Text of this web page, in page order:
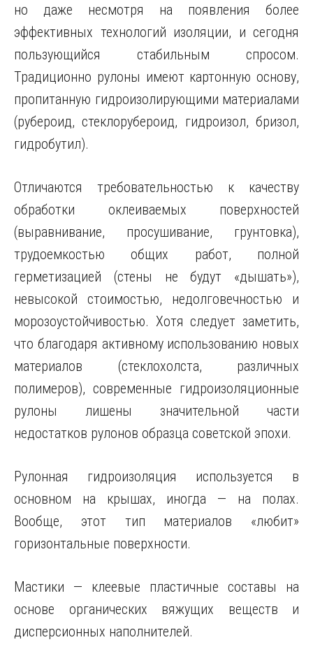
но даже несмотря на появления более
эффективных технологий изоляции, и сегодня
пользующийся стабильным спросом.
Традиционно рулоны имеют картонную основу,
пропитанную гидроизолирующими материалами
(рубероид, стеклорубероид, гидроизол, бризол,
гидробутил).
Отличаются требовательностью к качеству
обработки оклеиваемых поверхностей
(выравнивание, просушивание, грунтовка),
трудоемкостью общих работ, полной
герметизацией (стены не будут «дышать»),
невысокой стоимостью, недолговечностью и
морозоустойчивостью. Хотя следует заметить,
что благодаря активному использованию новых
материалов (стеклохолста, различных
полимеров), современные гидроизоляционные
рулоны лишены значительной части
недостатков рулонов образца советской эпохи.
Рулонная гидроизоляция используется в
основном на крышах, иногда — на полах.
Вообще, этот тип материалов «любит»
горизонтальные поверхности.
Мастики — клеевые пластичные составы на
основе органических вяжущих веществ и
дисперсионных наполнителей.